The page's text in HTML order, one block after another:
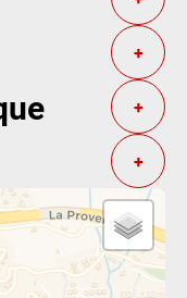
+
+
+